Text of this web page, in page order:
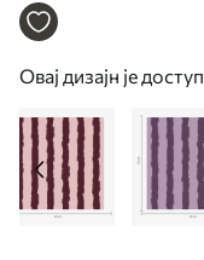
светлој позадини
Овај дизајн је